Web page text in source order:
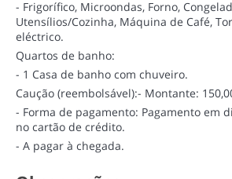
- Frigorífico, Microondas, Forno,
Utensílios/Cozinha, Máquina de Café,
eléctrico.
Quartos de banho:
- 1 Casa de banho com chuveiro.
Caução (reembolsável):- Montante:
- Forma de pagamento: Pagamento em
no cartão de crédito.
- A pagar à chegada.